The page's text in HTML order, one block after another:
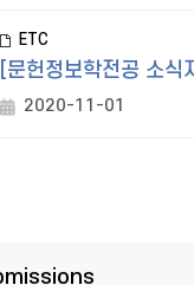
ETC
[문헌정보학전공 소
2020-11-01